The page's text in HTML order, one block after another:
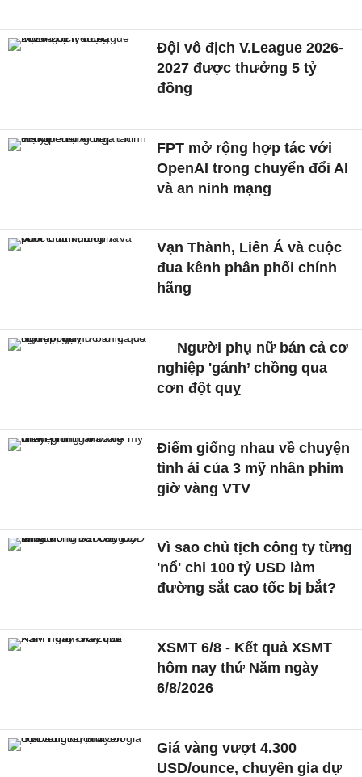
Đội vô địch V.League 2026-
2027 được thưởng 5 tỷ
đồng
FPT mở rộng hợp tác với
OpenAI trong chuyển đổi AI
và an ninh mạng
Vạn Thành, Liên Á và cuộc
đua kênh phân phối chính
hãng
Người phụ nữ bán cả cơ
nghiệp 'gánh’ chồng qua
cơn đột quỵ
Điểm giống nhau về chuyện
tình ái của 3 mỹ nhân phim
giờ vàng VTV
Vì sao chủ tịch công ty từng
'nổ' chi 100 tỷ USD làm
đường sắt cao tốc bị bắt?
XSMT 6/8 - Kết quả XSMT
hôm nay thứ Năm ngày
6/8/2026
Giá vàng vượt 4.300
USD/ounce, chuyên gia dự